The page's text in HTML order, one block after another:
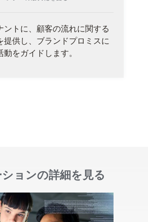
ントに、顧客の流れに関する
提供し、ブランドプロミスに
動をガイドします。
ョンの詳細を見る